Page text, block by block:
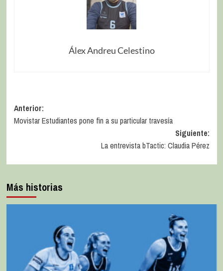
Álex Andreu Celestino
Anterior:
Movistar Estudiantes pone fin a su particular travesía
Siguiente:
La entrevista bTactic: Claudia Pérez
Más historias